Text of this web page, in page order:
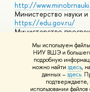
Мы используем
НИУ ВШЭ и большего
подробную
можно найти здесь,
данных –здесь.
использовании
http://
Министерство науки
https://edu.gov.ru/
Министерство
https://elearning.hse.ru/
Массовые открытые
© НИУ ВШЭ 1993–2026
использования